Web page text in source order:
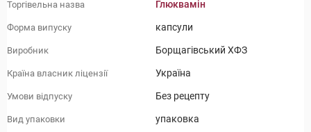
Торгівельна назва Глюквамін
Форма випуску капсули
Виробник Борщагівський ХФЗ
Країна власник ліцензії Україна
Умови відпуску Без рецепту
Вид упаковки упаковка